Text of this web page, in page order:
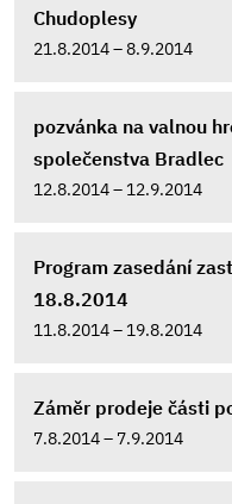
Chudoplesy
21.8.2014 – 8.9.2014
pozvánka na valnou
společenstva Bradlec
12.8.2014 – 12.9.2014
Program zasedání
18.8.2014
11.8.2014 – 19.8.2014
Záměr prodeje části
7.8.2014 – 7.9.2014